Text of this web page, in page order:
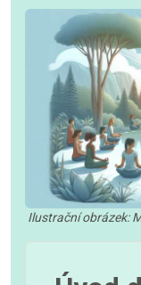
Ilustrační obrázek: